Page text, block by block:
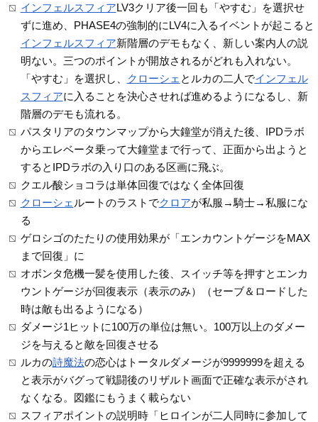
インフェルスフィアLV3クリア後一回も「やすむ」を選択せ
ずに進め、PHASE4の強制的にLV4に入るイベントが起こると
インフェルスフィア新階層のデモもなく、新しい案内人の説
明ない。三つのポイントが開放されるがどれも入れない。
「やすむ」を選択し、
クローシェ とルカの二人でインフェル
スフィアに入ることを決心させれば進めるようになるし、新
階層のデモも流れる。
パスタリアのタウンマップから大鐘堂が消えた後、IPDラボ
からエレベータ乗って大鐘堂まで行って、正面から出ようと
するとIPDラボの入り口のある区画に飛ぶ。
クエル酸ショコラは単体回復ではなく全体回復
クローシェ ルートのラストでクロアが私服→騎士→私服にな
る
ゲロシゴのたたりの使用効果が「エンカウントゲージをMAX
まで回復」に
オボンタ危機一髪を使用した後、スイッチ等を押すとエンカ
ウントゲージが回復表示（表示のみ）（セーブ＆ロードした
時は敵も出るようになる）
ダメージ1ヒットに100万の単位は無い。100万以上のダメー
ジを与えると敵を回復させる
ルカの詩魔法の恋心はトータルダメージが9999999を超える
と表示がバグって戦闘後のリザルト画面で正確な表示がされ
なくなる。図鑑にもうまく載らない
スフィアポイントの説明時「ヒロインが二人同時に参加して